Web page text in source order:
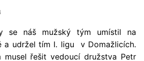
se náš mužský tým umístil na
a udržel tím I. ligu v Domažlicích.
musel řešit vedoucí družstva Petr